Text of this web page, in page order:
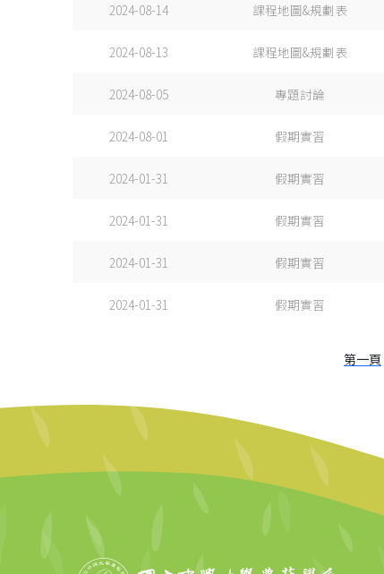
2024-08-14 課程地圖&規劃表
2024-08-13 課程地圖&規劃表
2024-08-05 專題討論
2024-08-01 假期實習
2024-01-31 假期實習
2024-01-31 假期實習
2024-01-31 假期實習
2024-01-31 假期實習
第一頁